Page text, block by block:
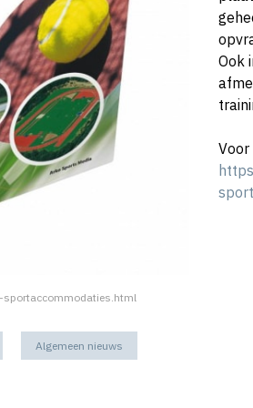
Ook
Voor
Algemeen nieuws